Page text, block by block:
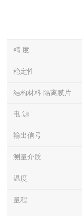
精 度
稳定性
结构材料 隔离膜片
电 源
输出信号
测量介质
温度
量程